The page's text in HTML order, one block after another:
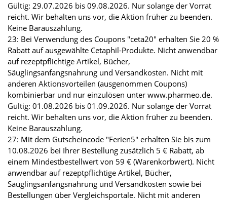
Gültig: 29.07.2026 bis 09.08.2026. Nur solange der Vorrat
reicht. Wir behalten uns vor, die Aktion früher zu beenden.
Keine Barauszahlung.
23: Bei Verwendung des Coupons "ceta20" erhalten Sie 20 %
Rabatt auf ausgewählte Cetaphil-Produkte. Nicht anwendbar
auf rezeptpflichtige Artikel, Bücher,
Säuglingsanfangsnahrung und Versandkosten. Nicht mit
anderen Aktionsvorteilen (ausgenommen Coupons)
kombinierbar und nur einzulösen unter www.pharmeo.de.
Gültig: 01.08.2026 bis 01.09.2026. Nur solange der Vorrat
reicht. Wir behalten uns vor, die Aktion früher zu beenden.
Keine Barauszahlung.
27: Mit dem Gutscheincode "Ferien5" erhalten Sie bis zum
10.08.2026 bei Ihrer Bestellung zusätzlich 5 € Rabatt, ab
einem Mindestbestellwert von 59 € (Warenkorbwert). Nicht
anwendbar auf rezeptpflichtige Artikel, Bücher,
Säuglingsanfangsnahrung und Versandkosten sowie bei
Bestellungen über Vergleichsportale. Nicht mit anderen